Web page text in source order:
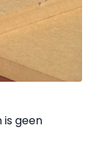
is geen